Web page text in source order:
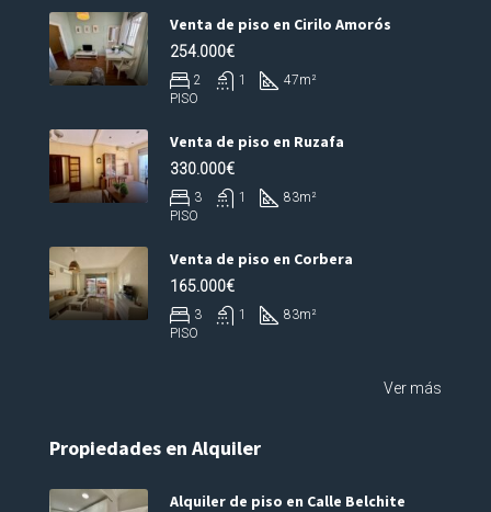
Venta de piso en Cirilo Amorós
254.000€
2 1 47m²
PISO
Venta de piso en Ruzafa
330.000€
3 1 83m²
PISO
Venta de piso en Corbera
165.000€
3 1 83m²
PISO
Ver más
Propiedades en Alquiler
Alquiler de piso en Calle Belchite